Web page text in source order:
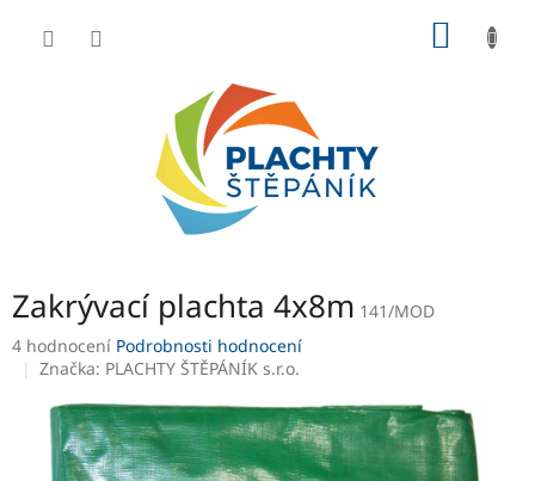
Zakrývací plachta 4x8m 141/MOD
Průměrné
hodnocení
4 hodnocení Podrobnosti hodnocení
Značka: PLACHTY ŠTĚPÁNÍK s.r.o.